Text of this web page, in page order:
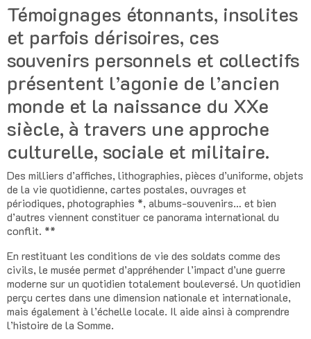
Témoignages étonnants, insolites
et parfois dérisoires, ces
souvenirs personnels et collectifs
présentent l’agonie de l’ancien
monde et la naissance du XXe
siècle, à travers une approche
culturelle, sociale et militaire.
Des milliers d’affiches, lithographies, pièces d’uniforme, objets
de la vie quotidienne, cartes postales, ouvrages et
périodiques, photographies *, albums-souvenirs… et bien
d’autres viennent constituer ce panorama international du
conflit. **
En restituant les conditions de vie des soldats comme des
civils, le musée permet d’appréhender l’impact d’une guerre
moderne sur un quotidien totalement bouleversé. Un quotidien
perçu certes dans une dimension nationale et internationale,
mais également à l’échelle locale. Il aide ainsi à comprendre
l’histoire de la Somme.